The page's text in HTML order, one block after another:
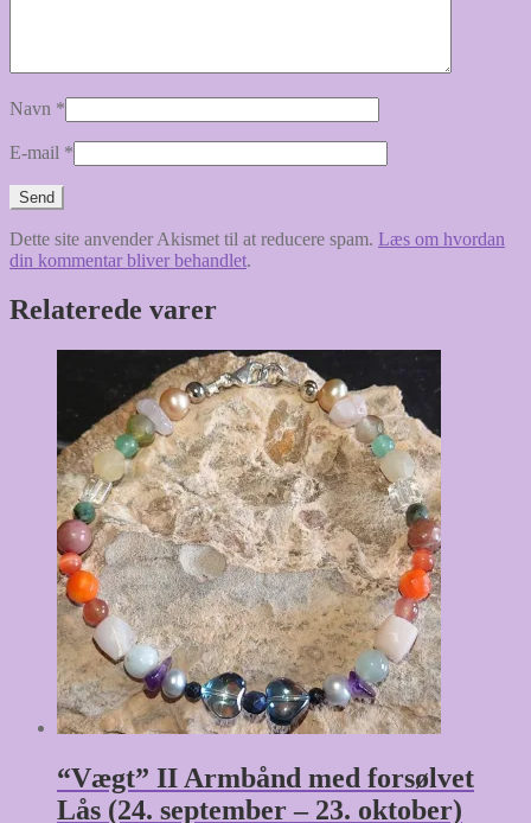
Navn *
E-mail *
Dette site anvender Akismet til at reducere spam. Læs om hvordan
din kommentar bliver behandlet.
Relaterede varer
“Vægt” II Armbånd med forsølvet
Lås (24. september – 23. oktober)